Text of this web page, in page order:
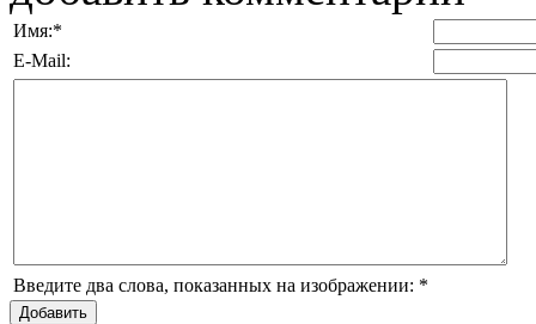
Имя:*
E-Mail:
Введите два слова, показанных на изображении: *